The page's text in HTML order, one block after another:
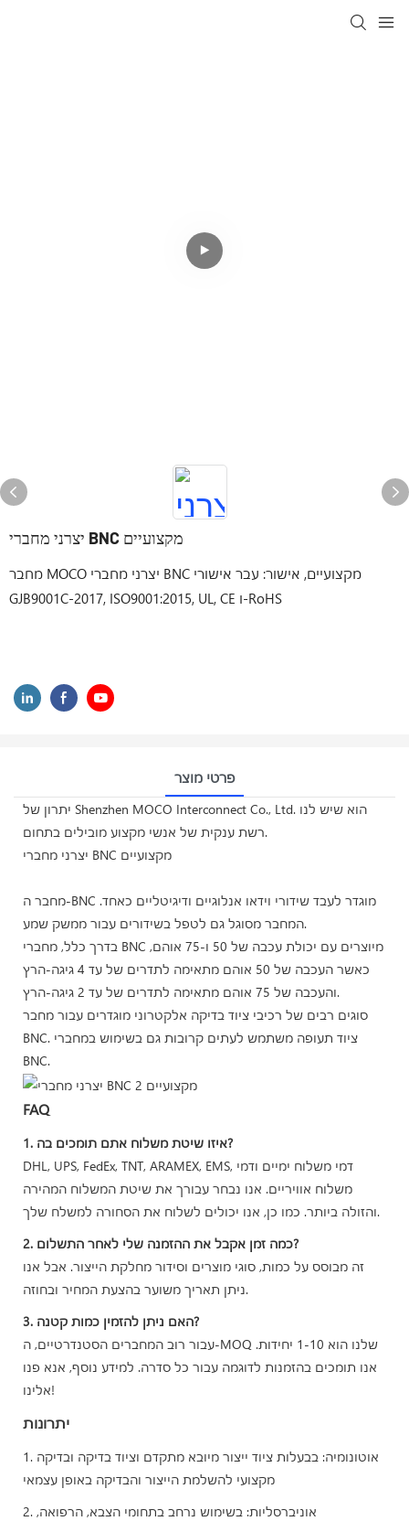
יצרני מחברי BNC מקצועיים
מחבר MOCO יצרני מחברי BNC מקצועיים, אישור: עבר אישורי
GJB9001C-2017, ISO9001:2015, UL, CE ו-RoHS
פרטי מוצר
יתרון של Shenzhen MOCO Interconnect Co., Ltd. הוא שיש לנו
רשת ענקית של אנשי מקצוע מובילים בתחום.
יצרני מחברי BNC מקצועיים
מחבר ה-BNC מוגדר לעבד שידורי וידאו אנלוגיים ודיגיטליים כאחד.
המחבר מסוגל גם לטפל בשידורים עבור ממשק שמע.
בדרך כלל, מחברי BNC מיוצרים עם יכולת עכבה של 50 ו-75 אוהם,
כאשר העכבה של 50 אוהם מתאימה לתדרים של עד 4 גיגה-הרץ
והעכבה של 75 אוהם מתאימה לתדרים של עד 2 גיגה-הרץ.
סוגים רבים של רכיבי ציוד בדיקה אלקטרוני מוגדרים עבור מחבר
BNC. ציוד תעופה משתמש לעתים קרובות גם בשימוש במחברי
BNC.
FAQ
1. איזו שיטת משלוח אתם תומכים בה?
DHL, UPS, FedEx, TNT, ARAMEX, EMS, דמי משלוח ימיים ודמי
משלוח אוויריים. אנו נבחר עבורך את שיטת המשלוח המהירה
והזולה ביותר. כמו כן, אנו יכולים לשלוח את הסחורה למשלח שלך.
2. כמה זמן אקבל את ההזמנה שלי לאחר התשלום?
זה מבוסס על כמות, סוגי מוצרים וסידור מחלקת הייצור. אבל אנו
ניתן תאריך משוער בהצעת המחיר ובחוזה.
3. האם ניתן להזמין כמות קטנה?
עבור רוב המחברים הסטנדרטיים, ה-MOQ שלנו הוא 1-10 יחידות.
אנו תומכים בהזמנות לדוגמה עבור כל סדרה. למידע נוסף, אנא פנו
אלינו!
יתרונות
1. אוטונומיה: בבעלות ציוד ייצור מיובא מתקדם וציוד בדיקה ובדיקה
מקצועי להשלמת הייצור והבדיקה באופן עצמאי
2. אוניברסליות: בשימוש נרחב בתחומי הצבא, הרפואה,